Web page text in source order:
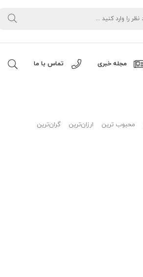
مجله خبری تماس با ما
محبوب ترین ارزان‌ترین گران‌ترین